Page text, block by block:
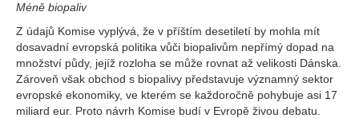
Méně biopaliv
Z údajů Komise vyplývá, že v příštím desetiletí by mohla mít
dosavadní evropská politika vůči biopalivům nepřímý dopad na
množství půdy, jejíž rozloha se může rovnat až velikosti Dánska.
Zároveň však obchod s biopalivy představuje významný sektor
evropské ekonomiky, ve kterém se každoročně pohybuje asi 17
miliard eur. Proto návrh Komise budí v Evropě živou debatu.